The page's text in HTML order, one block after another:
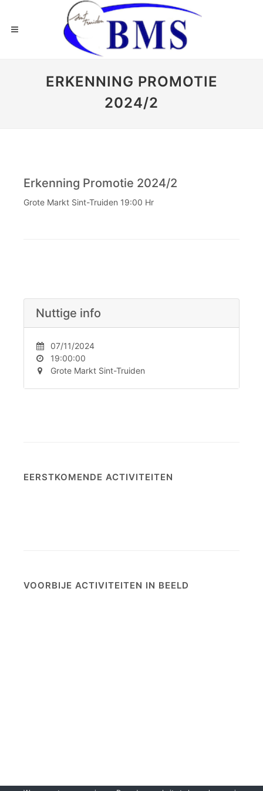
ERKENNING PROMOTIE
2024/2
Erkenning Promotie 2024/2
Grote Markt Sint-Truiden 19:00 Hr
Nuttige info
07/11/2024
19:00:00
Grote Markt Sint-Truiden
EERSTKOMENDE ACTIVITEITEN
VOORBIJE ACTIVITEITEN IN BEELD